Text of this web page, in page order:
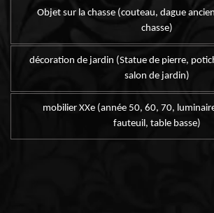
Objet sur la chasse (couteau, dague
chasse)
décoration de jardin (Statue de pierre,
salon de jardin)
mobilier XXe (année 50, 60, 70,
fauteuil, table basse)